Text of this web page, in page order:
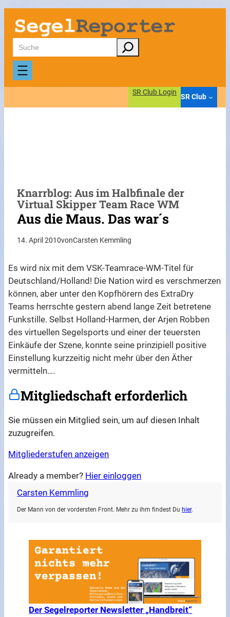
Zum
Inhalt
springen
Suchen
SR Club Login
SR Club
Knarrblog: Aus im Halbfinale der
Virtual Skipper Team Race WM
Aus die Maus. Das war´s
14. April 2010vonCarsten Kemmling
Es wird nix mit dem VSK-Teamrace-WM-Titel für
Deutschland/Holland! Die Nation wird es verschmerzen
können, aber unter den Kopfhörern des ExtraDry
Teams herrschte gestern abend lange Zeit betretene
Funkstille. Selbst Holland-Harmen, der Arjen Robben
des virtuellen Segelsports und einer der teuersten
Einkäufe der Szene, konnte seine prinzipiell positive
Einstellung kurzzeitig nicht mehr über den Äther
vermitteln….
Mitgliedschaft erforderlich
Sie müssen ein Mitglied sein, um auf diesen Inhalt
zuzugreifen.
Mitgliederstufen anzeigen
Already a member? Hier einloggen
Carsten Kemmling
Der Mann von der vordersten Front. Mehr zu ihm findest Du hier.
Der Segelreporter Newsletter „Handbreit“